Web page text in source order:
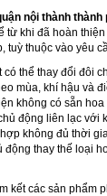
nội thành thành
từ khi đã hoàn
tuỳ thuộc vào yêu
thể thay đổi đôi
mùa, khí hậu và
không có sẵn
động liên lạc với
không đủ thời
động thay thế loại
kết các sản phẩm